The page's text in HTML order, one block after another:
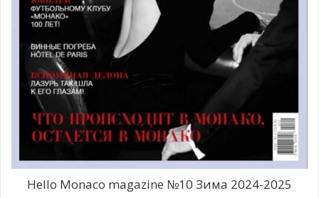
Hello Monaco magazine №10 Зима 2024-2025